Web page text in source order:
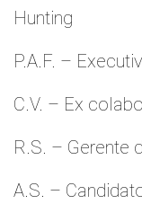
Hunting
P.A.F. –
C.V. – Ex
R.S. – Gerente
A.S. –